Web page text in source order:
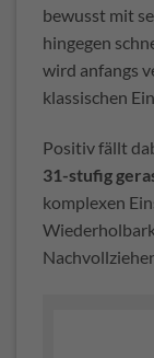
bewusst mit
hingegen
wird anfangs
klassischen
Positiv fällt
31-stufig
komplexen